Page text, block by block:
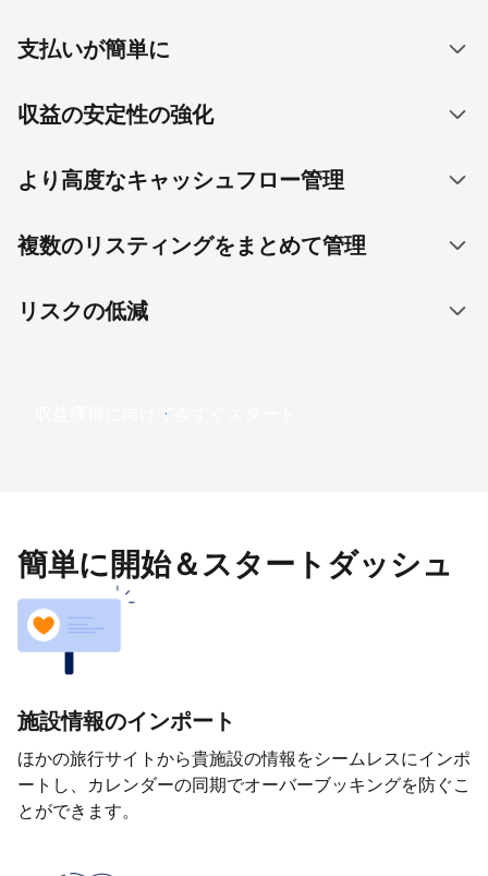
支払いが簡単に
収益の安定性の強化
より高度なキャッシュフロー管理
複数のリスティングをまとめて管理
リスクの低減
収益獲得に向けて今すぐスタート
簡単に開始＆スタートダッシュ
施設情報のインポート
ほかの旅行サイトから貴施設の情報をシームレスにインポ
ートし、カレンダーの同期でオーバーブッキングを防ぐこ
とができます。